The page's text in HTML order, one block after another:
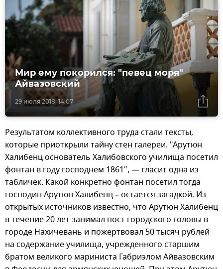
29 июля 2018, 14:07
Мир ему покорился: "певец моря"
Айвазовский
Результатом коллективного труда стали тексты,
которые приоткрыли тайну стен галереи. "Арутюн
Халибенц основатель Халибовского училища посетил
фонтан в году господнем 1861", — гласит одна из
табличек. Какой конкретно фонтан посетил тогда
господин Арутюн Халибенц – остается загадкой. Из
открытых источников известно, что Арутюн Халибенц
в течение 20 лет занимал пост городского головы в
городе Нахичевань и пожертвовал 50 тысяч рублей
на содержание училища, учрежденного старшим
братом великого мариниста Габриэлом Айвазовским